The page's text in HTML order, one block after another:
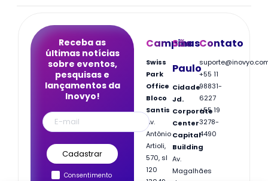
Campinas
Swiss
Park
Office
Bloco
Santis
Av.
Antônio
Artioli,
570, sl
120
São
Paulo
Cidade
Jd.
Corporate
Center
Capital
Building
Av.
Magalhães
Contato
+55 11
98831-
6227
+55 19
3278-
4490
Receba as
últimas notícias
sobre eventos,
pesquisas e
lançamentos da
Inovyo!
Consentimento